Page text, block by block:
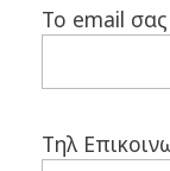
Το email σας
Τηλ